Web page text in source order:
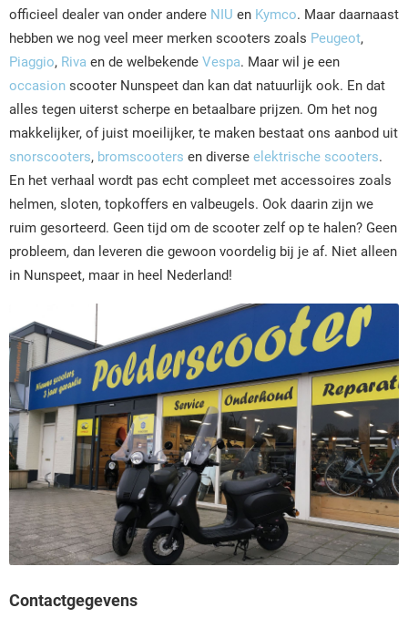
officieel dealer van onder andere NIU en Kymco. Maar daarnaast
hebben we nog veel meer merken scooters zoals Peugeot,
Piaggio, Riva en de welbekende Vespa. Maar wil je een
occasion scooter Nunspeet dan kan dat natuurlijk ook. En dat
alles tegen uiterst scherpe en betaalbare prijzen. Om het nog
makkelijker, of juist moeilijker, te maken bestaat ons aanbod uit
snorscooters, bromscooters en diverse elektrische scooters.
En het verhaal wordt pas echt compleet met accessoires zoals
helmen, sloten, topkoffers en valbeugels. Ook daarin zijn we
ruim gesorteerd. Geen tijd om de scooter zelf op te halen? Geen
probleem, dan leveren die gewoon voordelig bij je af. Niet alleen
in Nunspeet, maar in heel Nederland!
Contactgegevens